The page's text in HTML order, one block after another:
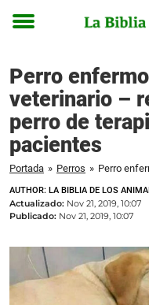
Toggle
Perro
veterinario –
perro de
pacientes
Portada » Perros »
AUTHOR: LA BIBLIA DE LOS
Actualizado: Nov 21, 2019, 10:07
Publicado: Nov 21, 2019, 10:07